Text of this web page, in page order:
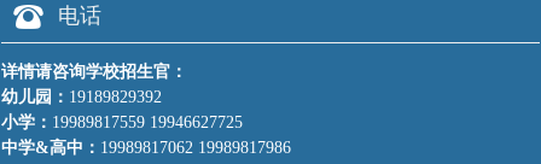
电话
뀰
详情请咨询学校招生官：
幼儿园： 19189829392
小学： 19989817559 19946627725
中学&高中： 19989817062 19989817986